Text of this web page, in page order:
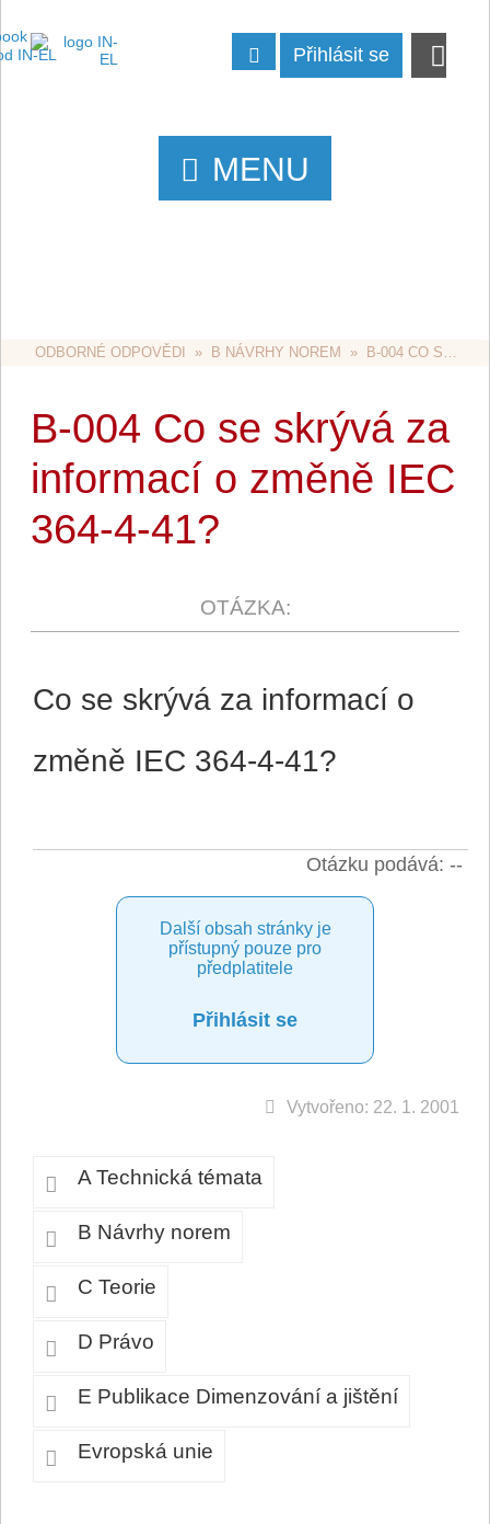
Přihlásit se
MENU
ODBORNÉ ODPOVĚDI
  »
B NÁVRHY NOREM
  »  B-004 CO SE SKRÝVÁ ZA INFORMACÍ O ZMĚNĚ IEC 364-4-41?
B-004 Co se skrývá za
informací o změně IEC
364-4-41?
Co se skrývá za informací o
změně IEC 364-4-41?
Otázku podává: --
Další obsah stránky je
přístupný pouze pro
předplatitele
Přihlásit se
Vytvořeno: 22. 1. 2001
A Technická témata
B Návrhy norem
C Teorie
D Právo
E Publikace Dimenzování a jištění
Evropská unie